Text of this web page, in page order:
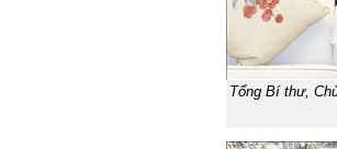
Tổng Bí thư,